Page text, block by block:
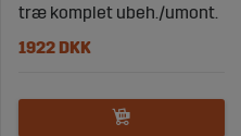
træ komplet ubeh./umont.
1922 DKK